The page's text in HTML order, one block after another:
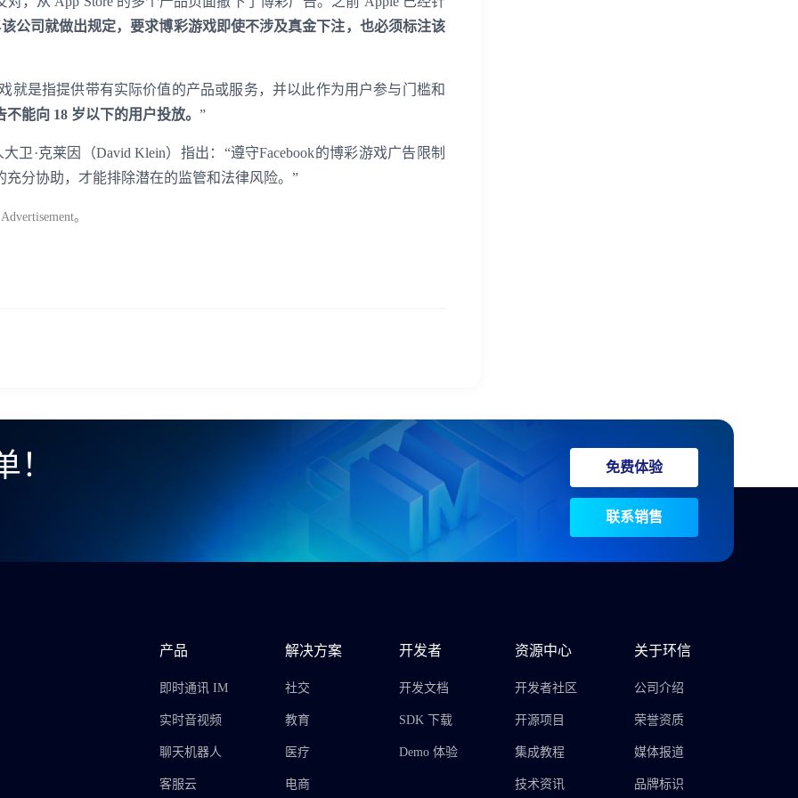
该公司就做出规定，要求博彩游戏即使不涉及真金下注，也必须标注该
就是指提供带有实际价值的产品或服务，并以此作为用户参与门槛和
能向 18 岁以下的用户投放。 ”
卫·克莱因（David Klein）指出：“遵守Facebook的博彩游戏广告限制
分协助，才能排除潜在的监管和法律风险。”
。
免费体验
联系销售
产品
即时通讯 IM
实时音视频
聊天机器人
客服云
解决方案
社交
教育
医疗
电商
开发者
开发文档
SDK 下载
Demo 体验
资源中心
开发者社区
开源项目
集成教程
技术资讯
关于环信
公司介绍
荣誉资质
媒体报道
品牌标识
登录即时通讯云
登录客服云